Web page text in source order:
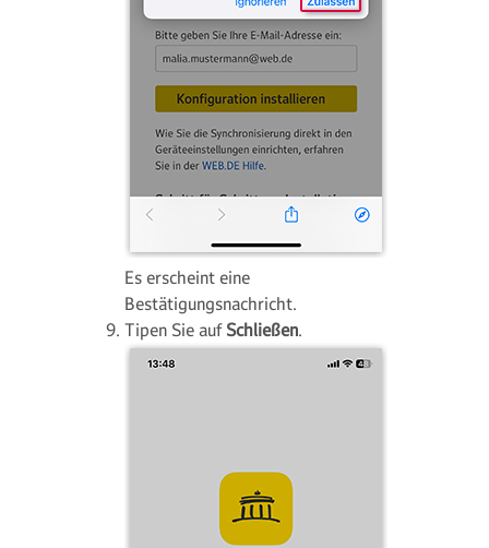
Es erscheint eine
Bestätigungsnachricht.
Tipen Sie auf Schließen.